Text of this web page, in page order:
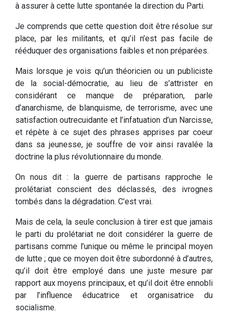
à assurer à cette lutte spontanée la direction du Parti.
Je comprends que cette question doit être résolue sur
place, par les militants, et qu’il n’est pas facile de
rééduquer des organisations faibles et non préparées.
Mais lorsque je vois qu’un théoricien ou un publiciste
de la social-démocratie, au lieu de s’attrister en
considérant ce manque de préparation, parle
d’anarchisme, de blanquisme, de terrorisme, avec une
satisfaction outrecuidante et l’infatuation d’un Narcisse,
et répète à ce sujet des phrases apprises par coeur
dans sa jeunesse, je souffre de voir ainsi ravalée la
doctrine la plus révolutionnaire du monde.
On nous dit : la guerre de partisans rapproche le
prolétariat conscient des déclassés, des ivrognes
tombés dans la dégradation. C’est vrai.
Mais de cela, la seule conclusion à tirer est que jamais
le parti du prolétariat ne doit considérer la guerre de
partisans comme l’unique ou même le principal moyen
de lutte ; que ce moyen doit être subordonné à d’autres,
qu’il doit être employé dans une juste mesure par
rapport aux moyens principaux, et qu’il doit être ennobli
par l’influence éducatrice et organisatrice du
socialisme.